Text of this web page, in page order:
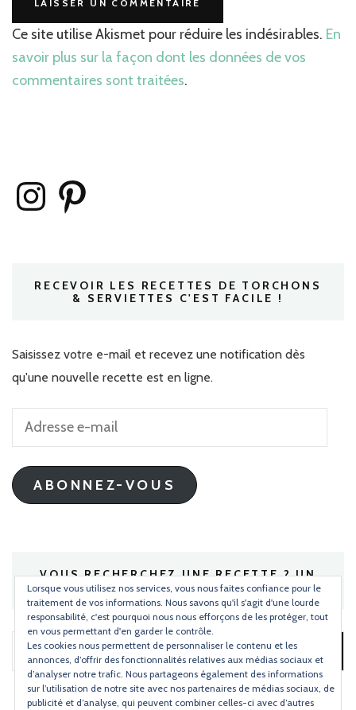
Ce site utilise Akismet pour réduire les indésirables. En
savoir plus sur la façon dont les données de vos
commentaires sont traitées.
InstagramPinterest
RECEVOIR LES RECETTES DE TORCHONS
& SERVIETTES C'EST FACILE !
Saisissez votre e-mail et recevez une notification dès
qu'une nouvelle recette est en ligne.
Adresse
mail
ABONNEZ-VOUS
VOUS RECHERCHEZ UNE RECETTE ? UN
INGRÉDIENT ?
Rechercher :
Lorsque vous utilisez nos services, vous nous faites confiance pour le
traitement de vos informations. Nous savons qu'il s'agit d'une lourde
responsabilité, c'est pourquoi nous nous efforçons de les protéger, tout
en vous permettant d'en garder le contrôle.
Les cookies nous permettent de personnaliser le contenu et les
annonces, d’offrir des fonctionnalités relatives aux médias sociaux et
d’analyser notre trafic. Nous partageons également des informations
sur l’utilisation de notre site avec nos partenaires de médias sociaux, de
publicité et d’analyse, qui peuvent combiner celles-ci avec d’autres